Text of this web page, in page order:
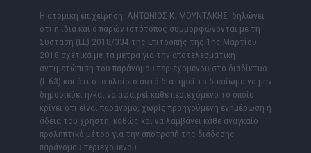
Η ατομική επιχείρηση ΑΝΤΩΝΙΟΣ Κ. ΜΟΥΝΤΑΚΗΣ δηλώνει
ότι η ίδια και ο παρών ιστότοπος συμμορφώνονται με τη
Σύσταση (ΕΕ) 2018/334 της Επιτροπής της 1ης Μαρτίου
2018 σχετικά με τα μέτρα για την αποτελεσματική
αντιμετώπιση του παράνομου περιεχομένου στο διαδίκτυο
(L 63) και ότι στο πλαίσιο αυτό διατηρεί το δικαίωμα να μην
δημοσιεύει ή/και να αφαιρεί κάθε περιεχόμενο το οποίο
κρίνει ότι είναι παράνομο, χωρίς προηγούμενη ενημέρωση ή
άδεια του χρήστη, καθώς και να λαμβάνει κάθε αναγκαίο
προληπτικό μέτρο για την αποτροπή της διάδοσης
παράνομου περιεχομένου.